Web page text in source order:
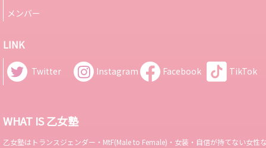
メンバー
LINK
Twitter Instagram Facebook TikTok
WHAT IS 乙女塾
乙女塾はトランスジェンダー・MtF(Male to Female)・女装・自信が持てない女